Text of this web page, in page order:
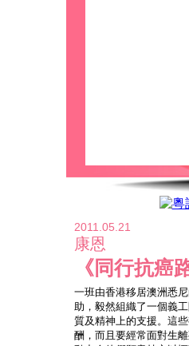
2011.05.21
康恩
《同行抗癌
一班由香港移居澳洲悉
助，毅然組織了一個義
質及精神上的支援。這
酬，而且要經常面對生